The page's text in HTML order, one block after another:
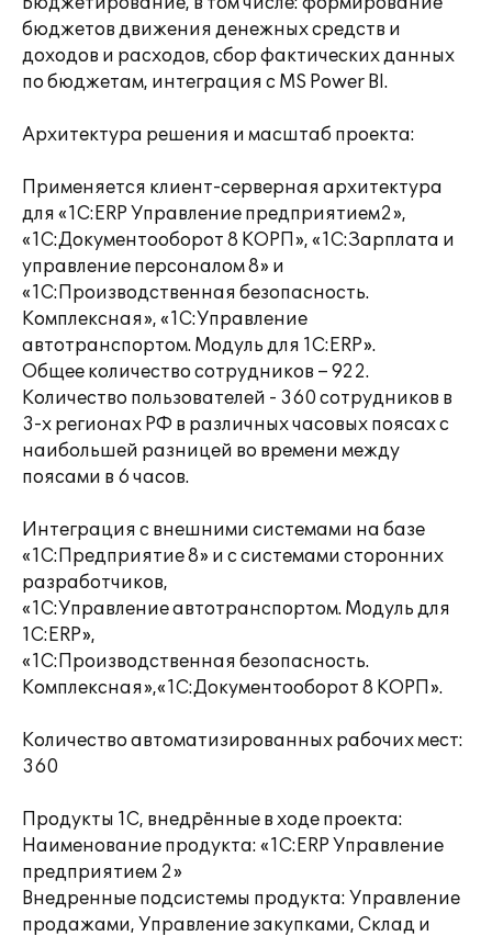
бюджетов движения денежных средств и
доходов и расходов, сбор фактических данных
по бюджетам, интеграция с MS Power BI.
Архитектура решения и масштаб проекта:
Применяется клиент-серверная архитектура
для «1С:ERP Управление предприятием2»,
«1С:Документооборот 8 КОРП», «1С:Зарплата и
управление персоналом 8» и
«1С:Производственная безопасность.
Комплексная», «1С:Управление
автотранспортом. Модуль для 1С:ERP».
Общее количество сотрудников – 922.
Количество пользователей - 360 сотрудников в
3-х регионах РФ в различных часовых поясах с
наибольшей разницей во времени между
поясами в 6 часов.
Интеграция с внешними системами на базе
«1С:Предприятие 8» и с системами сторонних
разработчиков,
«1С:Управление автотранспортом. Модуль для
1С:ERP»,
«1С:Производственная безопасность.
Комплексная»,«1С:Документооборот 8 КОРП».
Количество автоматизированных рабочих мест:
360
Продукты 1С, внедрённые в ходе проекта:
Наименование продукта: «1С:ERP Управление
предприятием 2»
Внедренные подсистемы продукта: Управление
продажами, Управление закупками, Склад и